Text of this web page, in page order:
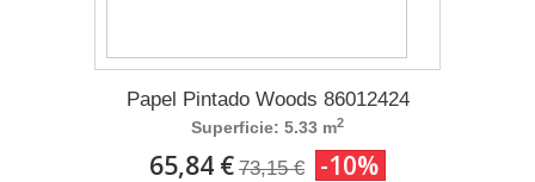
Papel Pintado Woods 86012424
Superficie: 5.33 m2
65,84 € 73,15 € -10%